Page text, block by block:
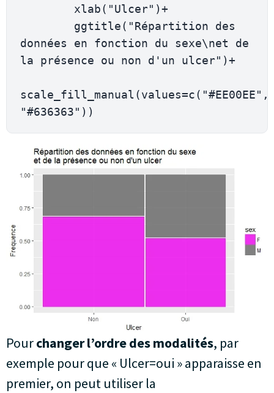
données en fonction du sexe\net de
la présence ou non d'un ulcer")+
scale_fill_manual(values=c("#EE00EE",
"#636363"))
Pourchanger l’ordre des modalités, par
exemple pour que « Ulcer=oui » apparaisse en
premier, on peut utiliser la